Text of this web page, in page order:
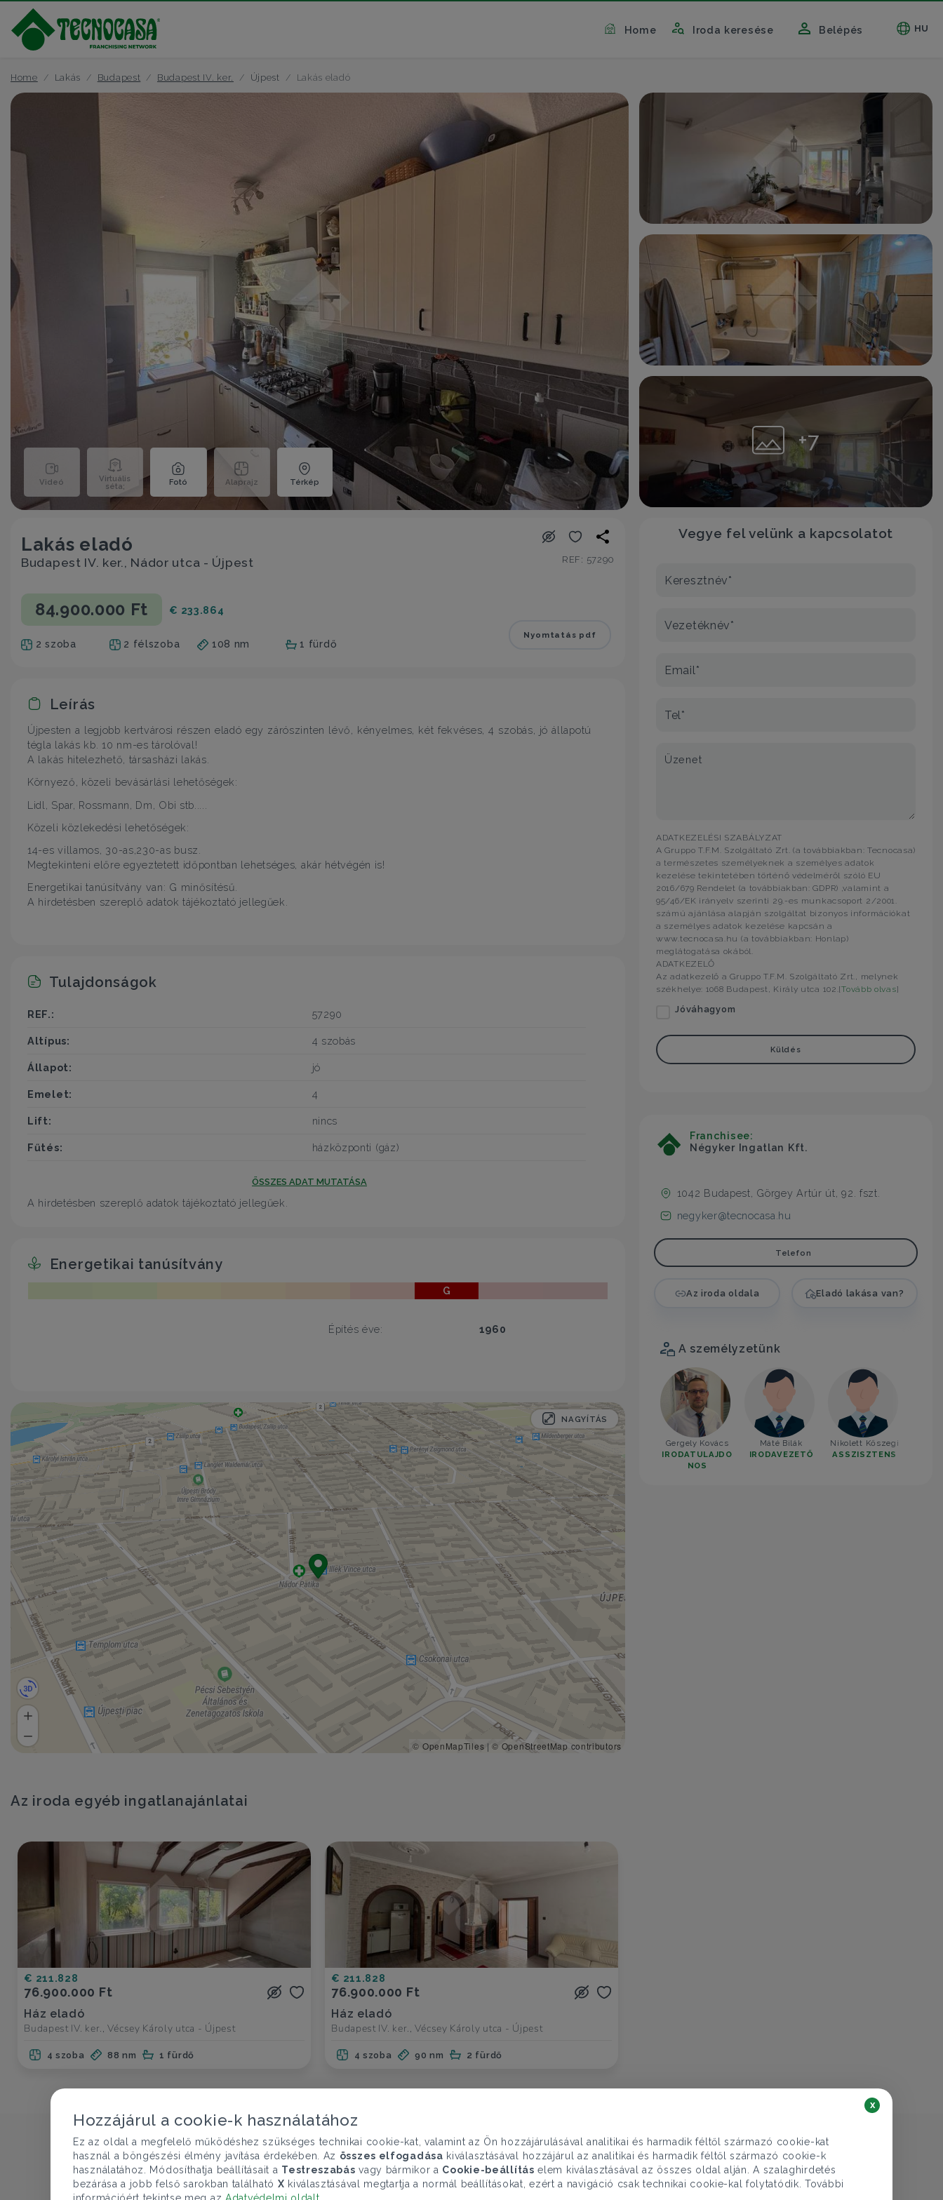
Home Iroda keresése Belépés HU
Home Lakás Budapest Budapest IV. ker. Újpest Lakás eladó
Videó Virtuális
séta; Fotó Alaprajz Térkép
+7
Lakás eladó
Budapest IV. ker., Nádor utca - Újpest REF: 57290
84.900.000 Ft € 233.864
2 szoba 2 félszoba 108 nm 1 fürdő
Nyomtatás pdf
Leírás
Újpesten a legjobb kertvárosi részen eladó egy zárószinten lévő, kényelmes, két fekvéses, 4 szobás, jó állapotú
tégla lakás kb. 10 nm-es tárolóval!
A lakás hitelezhető, társasházi lakás.
Környező, közeli bevásárlási lehetőségek:
Lidl, Spar, Rossmann, Dm, Obi stb.....
Közeli közlekedési lehetőségek:
14-es villamos, 30-as,230-as busz.
Megtekinteni előre egyeztetett időpontban lehetséges, akár hétvégén is!
Energetikai tanúsítvány van: G minősítésű.
A hirdetésben szereplő adatok tájékoztató jellegűek.
Tulajdonságok
REF.: 57290
Altípus: 4 szobás
Állapot: jó
Emelet: 4
Lift: nincs
Fűtés: házközponti (gáz)
ÖSSZES ADAT MUTATÁSA
A hirdetésben szereplő adatok tájékoztató jellegűek.
Energetikai tanúsítvány
G
Építés éve: 1960
NAGYÍTÁS
© OpenMapTiles |© OpenStreetMap contributors
Az iroda egyéb ingatlanajánlatai
€ 211.828
76.900.000 Ft
Ház eladó
Budapest IV. ker., Vécsey Károly utca - Újpest
4 szoba 88 nm 1 fürdő
€ 211.828
76.900.000 Ft
Ház eladó
Budapest IV. ker., Vécsey Károly utca - Újpest
4 szoba 90 nm 2 fürdő
Vegye fel velünk a kapcsolatot
Keresztnév*
Vezetéknév*
Email*
Tel*
Üzenet
ADATKEZELÉSI SZABÁLYZAT
A Gruppo T.F.M. Szolgáltató Zrt. (a továbbiakban: Tecnocasa)
a természetes személyeknek a személyes adatok
kezelése tekintetében történő védelméről szóló EU
2016/679 Rendelet (a továbbiakban: GDPR) ,valamint a
95/46/EK irányelv szerinti 29.-es munkacsoport 2/2001.
számú ajánlása alapján szolgáltat bizonyos információkat
a személyes adatok kezelése kapcsán a
www.tecnocasa.hu (a továbbiakban: Honlap)
meglátogatása okából.
ADATKEZELŐ
Az adatkezelő a Gruppo T.F.M. Szolgáltató Zrt., melynek
székhelye: 1068 Budapest, Király utca 102.[Tovább olvas]
Jóváhagyom
Küldés
Franchisee:
Négyker Ingatlan Kft.
1042 Budapest, Görgey Artúr út, 92. fszt.
negyker@tecnocasa.hu
Telefon
Az iroda oldala Eladó lakása van?
A személyzetünk
Gergely Kovács
IRODATULAJDO
NOS
Máté Bilák
IRODAVEZETŐ
Nikolett Kőszegi
ASSZISZTENS
Hozzájárul a cookie-k használatához
Ez az oldal a megfelelő működéshez szükséges technikai cookie-kat, valamint az Ön hozzájárulásával analitikai és harmadik féltől származó cookie-kat
használ a böngészési élmény javítása érdekében. Az összes elfogadása kiválasztásával hozzájárul az analitikai és harmadik féltől származó cookie-k
használatához. Módosíthatja beállításait a Testreszabás vagy bármikor a Cookie-beállítás elem kiválasztásával az összes oldal alján. A szalaghirdetés
bezárása a jobb felső sarokban található X kiválasztásával megtartja a normál beállításokat, ezért a navigáció csak technikai cookie-kal folytatódik. További
x